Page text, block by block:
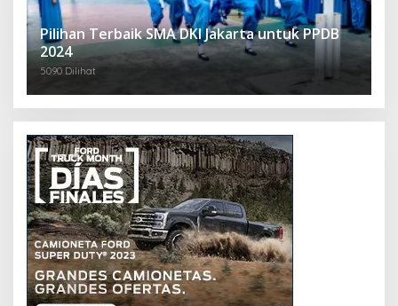
Pilihan Terbaik SMA DKI Jakarta untuk PPDB
2024
5090 Dilihat